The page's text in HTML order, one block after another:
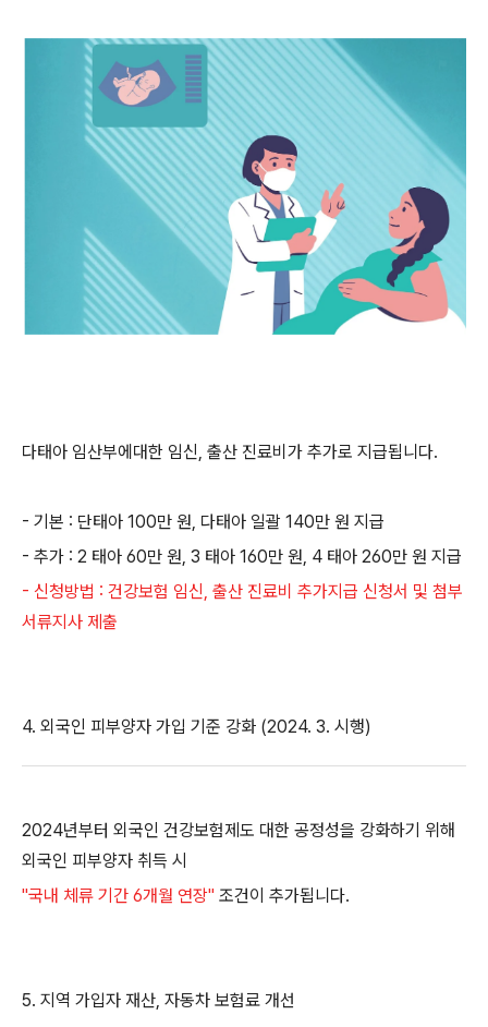
다태아 임산부에대한 임신, 출산 진료비가 추가로 지급됩니다.
- 기본 : 단태아 100만 원, 다태아 일괄 140만 원 지급
- 추가 : 2 태아 60만 원, 3 태아 160만 원, 4 태아 260만 원 지급
- 신청방법 : 건강보험 임신, 출산 진료비 추가지급 신청서 및 첨부
서류지사 제출
4. 외국인 피부양자 가입 기준 강화 (2024. 3. 시행)
2024년부터 외국인 건강보험제도 대한 공정성을 강화하기 위해
외국인 피부양자 취득 시
"국내 체류 기간 6개월 연장" 조건이 추가됩니다.
5. 지역 가입자 재산, 자동차 보험료 개선